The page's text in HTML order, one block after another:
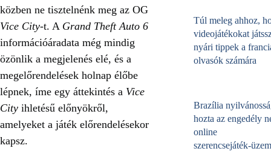
közben ne tisztelnénk meg az OG
Vice City-t. A Grand Theft Auto 6
információáradata még mindig
özönlik a megjelenés elé, és a
megelőrendelések holnap élőbe
lépnek, íme egy áttekintés a Vice
City ihletésű előnyökről,
amelyeket a játék előrendelésekor
kapsz.
Túl meleg ahhoz,
videojátékokat
nyári tippek a
olvasók számára
Brazília
hozta az engedély
online